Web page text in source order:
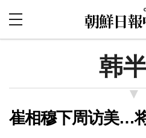
韩
崔相穆下周访美…